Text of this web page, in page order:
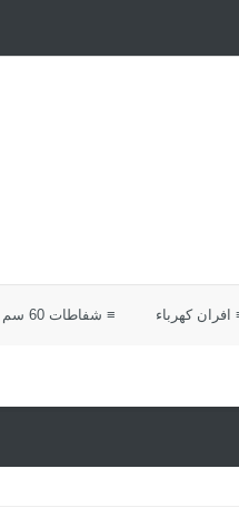
افران كهرباء ≡ شفاطات 60 سم